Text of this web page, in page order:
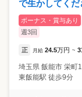
で生かしてくだ
ボーナス・賞与あり
週3回
正 月給 24.5万円 ~
埼玉県 飯能市 栄町
東飯能駅 徒歩9分